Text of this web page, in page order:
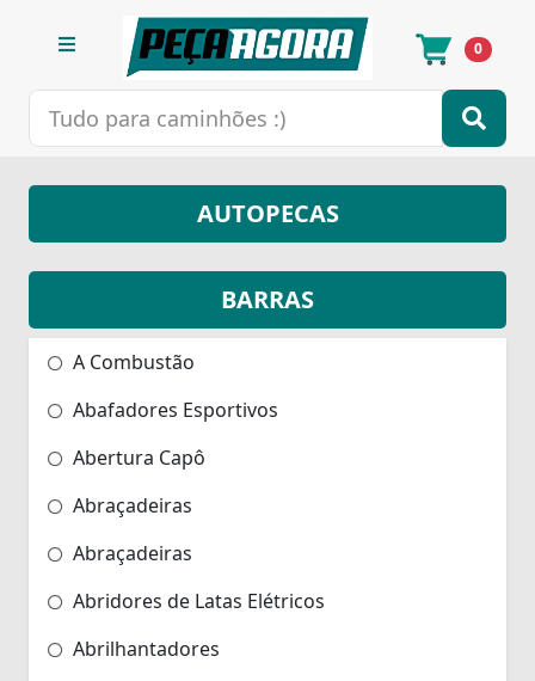
0
AUTOPECAS
BARRAS
A Combustão
Abafadores Esportivos
Abertura Capô
Abraçadeiras
Abraçadeiras
Abridores de Latas Elétricos
Abrilhantadores